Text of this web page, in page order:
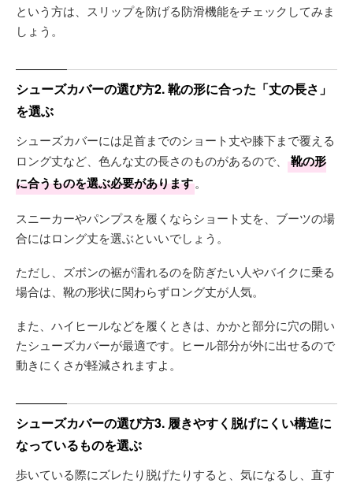
という方は、スリップを防げる防滑機能をチェックしてみま
しょう。
シューズカバーの選び方2. 靴の形に合った「丈の長さ」
を選ぶ
シューズカバーには足首までのショート丈や膝下まで覆える
ロング丈など、色んな丈の長さのものがあるので、
靴の形
に合うものを選ぶ必要があります。
スニーカーやパンプスを履くならショート丈を、ブーツの場
合にはロング丈を選ぶといいでしょう。
ただし、ズボンの裾が濡れるのを防ぎたい人やバイクに乗る
場合は、靴の形状に関わらずロング丈が人気。
また、ハイヒールなどを履くときは、かかと部分に穴の開い
たシューズカバーが最適です。ヒール部分が外に出せるので
動きにくさが軽減されますよ。
シューズカバーの選び方3. 履きやすく脱げにくい構造に
なっているものを選ぶ
歩いている際にズレたり脱げたりすると、気になるし、直す